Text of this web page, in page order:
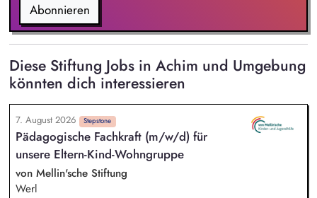
Abonnieren
Diese Stiftung Jobs in Achim und Umgebung
könnten dich interessieren
7. August 2026 Stepstone
Pädagogische Fachkraft (m/w/d) für
unsere Eltern-Kind-Wohngruppe
von Mellin'sche Stiftung
Werl